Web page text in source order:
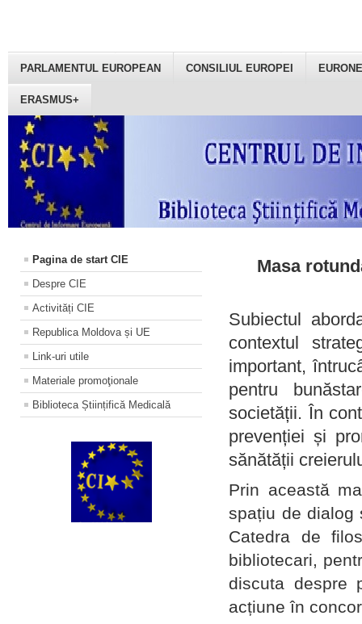
PARLAMENTUL EUROPEAN CONSILIUL EUROPEI
ERASMUS+
Pagina de start CIE
Despre CIE
Activități CIE
Republica Moldova și UE
Link-uri utile
Materiale promoţionale
Biblioteca Științifică Medicală
Masa
Subiectul
contextul
important,
pentru
societății. În
prevenției și
sănătății
Prin această
spațiu de dialog
Catedra de
bibliotecari,
discuta despre
acțiune în